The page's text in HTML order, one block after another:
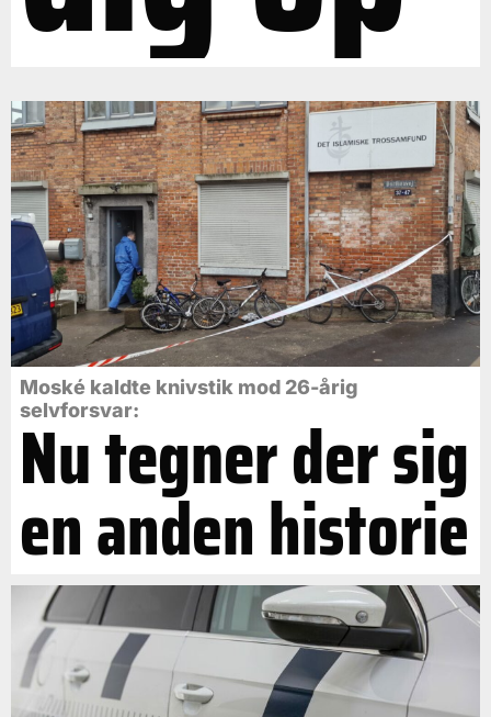
Moské kaldte knivstik mod 26-årig
selvforsvar:
Nu tegner der sig
en anden historie